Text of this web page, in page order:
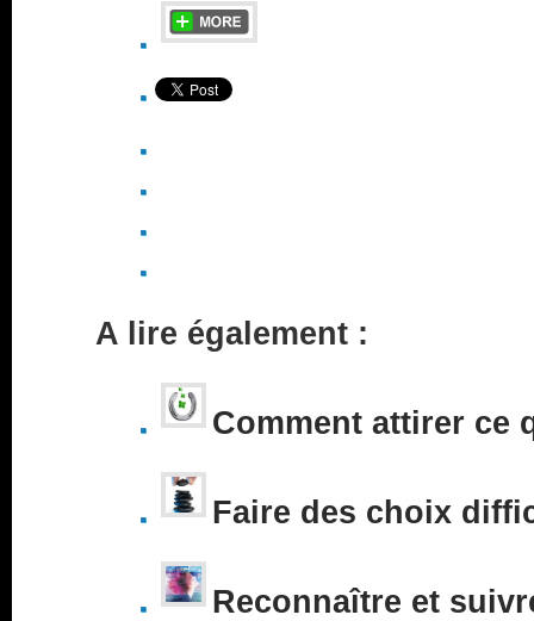
A lire également :
Comment attirer ce
Faire des choix
Reconnaître et